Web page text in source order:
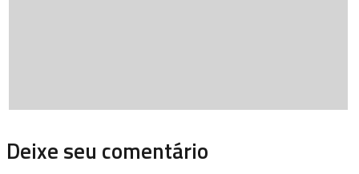
Deixe seu comentário